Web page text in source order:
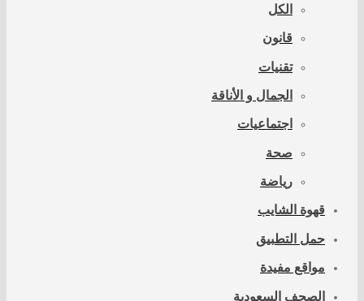
الكل
قانون
تقنيات
الجمال و الأناقة
اجتماعيات
صحة
رياضة
قهوة الشايب
حمل التطبيق
مواقع مفيدة
الصحف السعودية